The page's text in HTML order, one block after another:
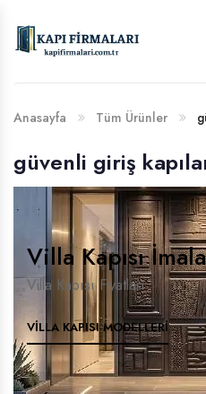
BANKA HESAP
Anasayfa Tüm Ürünler
güvenli giriş
Villa Kapısı
Villa Kapısı Fiyatları
VILLA KAPISI MODELLERI